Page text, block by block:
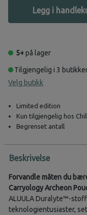
Legg i
5+på lager
Tilgjengelig i 3
Velg butikk
Limited edition
Kun tilgjengelig hos
Begrenset antall
Beskrivelse
Forvandle måten du
Carryology Archeon
ALUULA Duralyte™-
teknologientusiaster,